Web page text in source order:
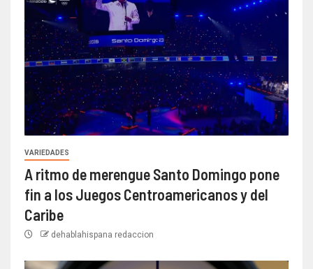
VARIEDADES
A ritmo de merengue Santo Domingo pone
fin a los Juegos Centroamericanos y del
Caribe
dehablahispana redaccion